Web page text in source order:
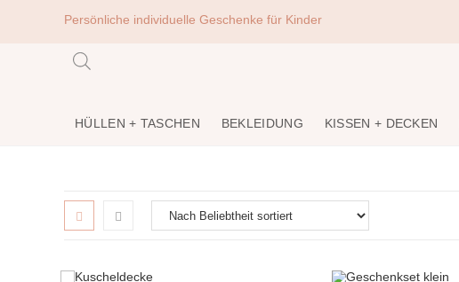
Persönliche individuelle Geschenke für Kinder
HÜLLEN + TASCHEN BEKLEIDUNG KISSEN + DECKEN